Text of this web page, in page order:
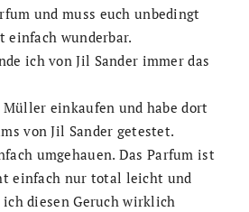
und muss euch unbedingt
einfach wunderbar.
ich von Jil Sander immer das
einkaufen und habe dort
von Jil Sander getestet.
umgehauen. Das Parfum ist
einfach nur total leicht und
diesen Geruch wirklich